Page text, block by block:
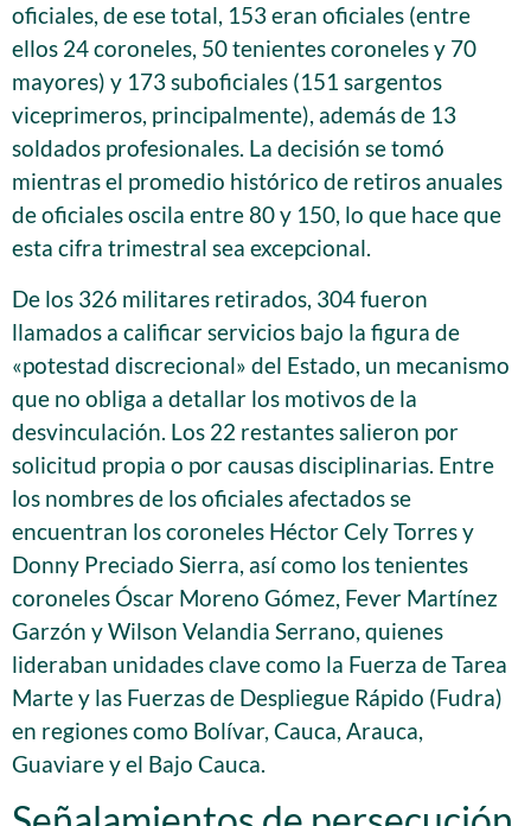
oficiales, de ese total, 153 eran oficiales (entre
ellos 24 coroneles, 50 tenientes coroneles y 70
mayores) y 173 suboficiales (151 sargentos
viceprimeros, principalmente), además de 13
soldados profesionales. La decisión se tomó
mientras el promedio histórico de retiros anuales
de oficiales oscila entre 80 y 150, lo que hace que
esta cifra trimestral sea excepcional.
De los 326 militares retirados, 304 fueron
llamados a calificar servicios bajo la figura de
«potestad discrecional» del Estado, un mecanismo
que no obliga a detallar los motivos de la
desvinculación. Los 22 restantes salieron por
solicitud propia o por causas disciplinarias. Entre
los nombres de los oficiales afectados se
encuentran los coroneles Héctor Cely Torres y
Donny Preciado Sierra, así como los tenientes
coroneles Óscar Moreno Gómez, Fever Martínez
Garzón y Wilson Velandia Serrano, quienes
lideraban unidades clave como la Fuerza de Tarea
Marte y las Fuerzas de Despliegue Rápido (Fudra)
en regiones como Bolívar, Cauca, Arauca,
Guaviare y el Bajo Cauca.